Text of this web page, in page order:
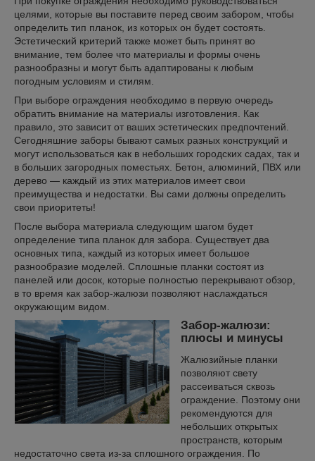
целями, которые вы поставите перед своим забором, чтобы
определить тип планок, из которых он будет состоять.
Эстетический критерий также может быть принят во
внимание, тем более что материалы и формы очень
разнообразны и могут быть адаптированы к любым
погодным условиям и стилям.
При выборе ограждения необходимо в первую очередь
обратить внимание на материалы изготовления. Как
правило, это зависит от ваших эстетических предпочтений.
Сегодняшние заборы бывают самых разных конструкций и
могут использоваться как в небольших городских садах, так и
в больших загородных поместьях. Бетон, алюминий, ПВХ или
дерево — каждый из этих материалов имеет свои
преимущества и недостатки. Вы сами должны определить
свои приоритеты!
После выбора материала следующим шагом будет
определение типа планок для забора. Существует два
основных типа, каждый из которых имеет большое
разнообразие моделей. Сплошные планки состоят из
панелей или досок, которые полностью перекрывают обзор,
в то время как забор-жалюзи позволяют наслаждаться
окружающим видом.
Забор-жалюзи:
плюсы и минусы
Жалюзийные планки
позволяют свету
рассеиваться сквозь
ограждение. Поэтому они
рекомендуются для
небольших открытых
пространств, которым
недостаточно света из-за сплошного ограждения. По